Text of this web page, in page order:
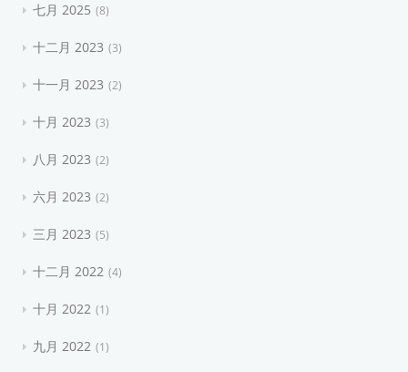
七月 2025 8
十二月 2023 3
十一月 2023 2
十月 2023 3
八月 2023 2
六月 2023 2
三月 2023 5
十二月 2022 4
十月 2022 1
九月 2022 1